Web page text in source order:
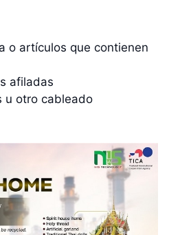
o artículos que contienen
afiladas
u otro cableado